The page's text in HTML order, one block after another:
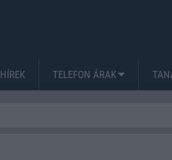
HÍREK TELEFON ÁRAK